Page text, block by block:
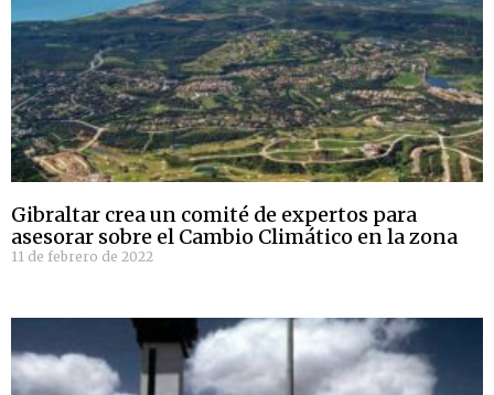
Gibraltar crea un comité de expertos para
asesorar sobre el Cambio Climático en la zona
11 de febrero de 2022